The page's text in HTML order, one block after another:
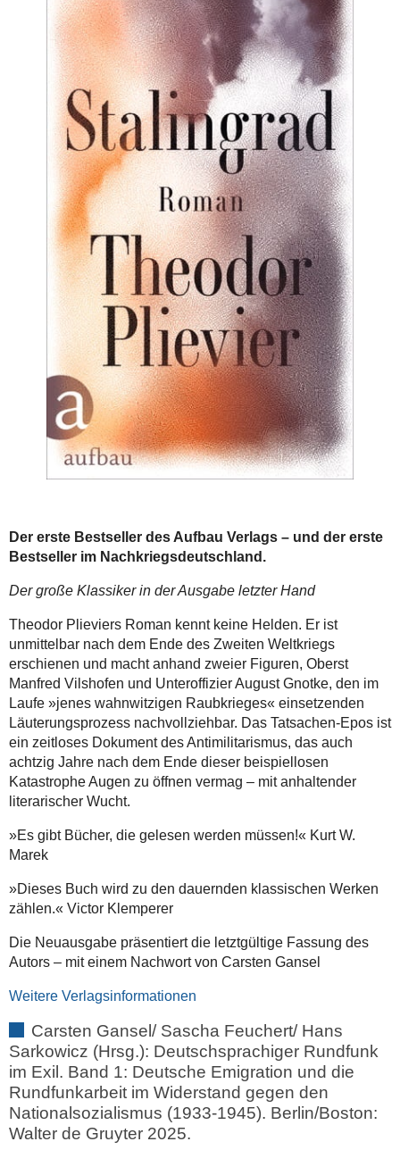
Der erste Bestseller des Aufbau Verlags – und der erste
Bestseller im Nachkriegsdeutschland.
Der große Klassiker in der Ausgabe letzter Hand
Theodor Plieviers Roman kennt keine Helden. Er ist
unmittelbar nach dem Ende des Zweiten Weltkriegs
erschienen und macht anhand zweier Figuren, Oberst
Manfred Vilshofen und Unteroffizier August Gnotke, den im
Laufe »jenes wahnwitzigen Raubkrieges« einsetzenden
Läuterungsprozess nachvollziehbar. Das Tatsachen-Epos ist
ein zeitloses Dokument des Antimilitarismus, das auch
achtzig Jahre nach dem Ende dieser beispiellosen
Katastrophe Augen zu öffnen vermag – mit anhaltender
literarischer Wucht.
»Es gibt Bücher, die gelesen werden müssen!« Kurt W.
Marek
»Dieses Buch wird zu den dauernden klassischen Werken
zählen.« Victor Klemperer
Die Neuausgabe präsentiert die letztgültige Fassung des
Autors – mit einem Nachwort von Carsten Gansel
Weitere Verlagsinformationen
Carsten Gansel/ Sascha Feuchert/ Hans
Sarkowicz (Hrsg.): Deutschsprachiger Rundfunk
im Exil. Band 1: Deutsche Emigration und die
Rundfunkarbeit im Widerstand gegen den
Nationalsozialismus (1933-1945). Berlin/Boston:
Walter de Gruyter 2025.